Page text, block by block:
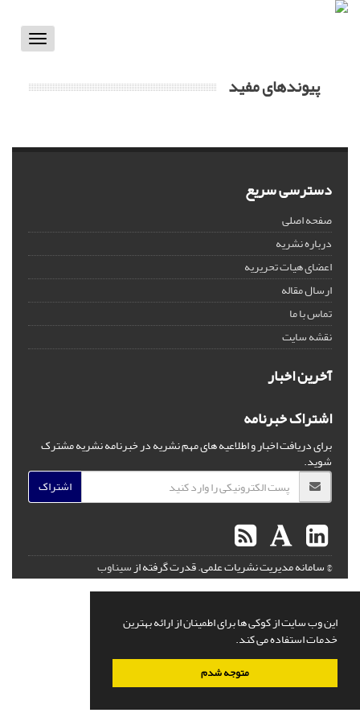
این وب سایت از کوکی ها برای اطمینان از ارائه بهترین
خدمات استفاده می کند.
متوجه شدم
Toggle
پیوندهای مفید
دسترسی سریع
صفحه اصلی
درباره نشریه
اعضای هیات تحریریه
ارسال مقاله
تماس با ما
نقشه سایت
آخرین اخبار
اشتراک خبرنامه
برای دریافت اخبار و اطلاعیه های مهم نشریه در خبرنامه نشریه مشترک
شوید.
اشتراک
© سامانه مدیریت نشریات علمی.قدرت گرفته ازسیناوب